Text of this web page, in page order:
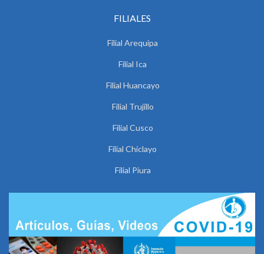
FILIALES
Filial Arequipa
Filial Ica
Filial Huancayo
Filial Trujillo
Filial Cusco
Filial Chiclayo
Filial Piura